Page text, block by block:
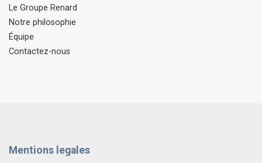
Le Groupe Renard
Notre philosophie
Équipe
Contactez-nous
Mentions legales